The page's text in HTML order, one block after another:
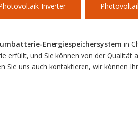
Inverter
Energiespeichersystem in
erfüllt, und Sie können von der Qualität
Sie uns auch kontaktieren, wir können